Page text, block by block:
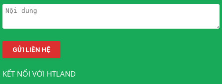
KẾT NỐI VỚI HTLAND